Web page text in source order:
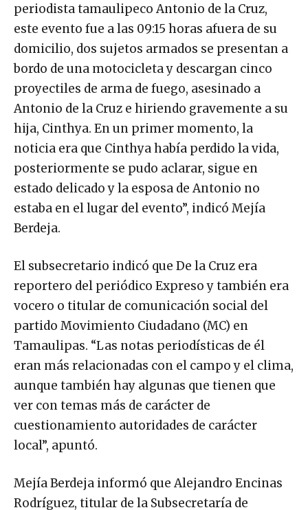
periodista tamaulipeco Antonio de la Cruz,
este evento fue a las 09:15 horas afuera de su
domicilio, dos sujetos armados se presentan a
bordo de una motocicleta y descargan cinco
proyectiles de arma de fuego, asesinado a
Antonio de la Cruz e hiriendo gravemente a su
hija, Cinthya. En un primer momento, la
noticia era que Cinthya había perdido la vida,
posteriormente se pudo aclarar, sigue en
estado delicado y la esposa de Antonio no
estaba en el lugar del evento”, indicó Mejía
Berdeja.
El subsecretario indicó que De la Cruz era
reportero del periódico Expreso y también era
vocero o titular de comunicación social del
partido Movimiento Ciudadano (MC) en
Tamaulipas. “Las notas periodísticas de él
eran más relacionadas con el campo y el clima,
aunque también hay algunas que tienen que
ver con temas más de carácter de
cuestionamiento autoridades de carácter
local”, apuntó.
Mejía Berdeja informó que Alejandro Encinas
Rodríguez, titular de la Subsecretaría de